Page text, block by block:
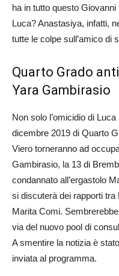
ha in tutto questo
Luca? Anastasiya, infatti,
tutte le colpe sull’amico di
Quarto Grado
Yara Gambirasio
Non solo l’omicidio di
dicembre 2019 di Quarto
Viero torneranno ad
Gambirasio, la 13 di
condannato all’ergastolo
si discuterà dei rapporti
Marita Comi.
via del nuovo pool di
A smentire la notizia è
inviata al programma.